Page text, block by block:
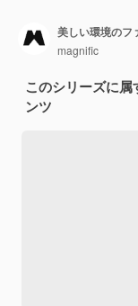
美しい環境のフ
magnific
このシリーズに
ンツ